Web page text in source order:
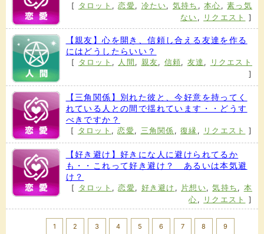
[ タロット ,恋愛, 冷たい, 気持ち ,本心 ,素っ気
ない , リクエスト ]
【親友】心を開き、信頼し合える友達を作る
にはどうしたらいい？
[ タロット , 人間 , 親友, 信頼, 友達 ,
リクエスト
]
【三角関係】別れた彼と、今好意を持ってく
れている人との間で揺れています・・どうす
べきですか？
[ タロット ,恋愛, 三角関係 ,復縁 , リクエスト ]
【好き避け】好きにな人に避けられてるか
も・・これって好き避け？ あるいは本気避
け？
[ タロット ,恋愛, 好き避け , 片想い,気持ち , 本
心 , リクエスト ]
1 2 3 4 5 6 7 8 9